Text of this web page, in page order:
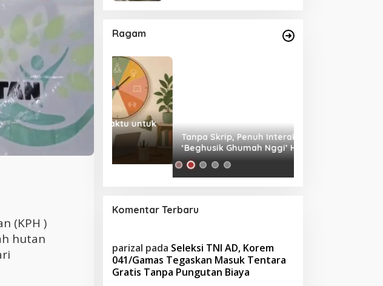
(KPH )
hutan
Ragam
Waktu untuk
Tanpa Skrip, Penuh Interaksi:
‘Beghusik Ghumah Nggi’ Hadirkan
Ruang Digital Seperti Rumah Sendiri
Komentar Terbaru
parizal pada Seleksi TNI AD, Korem
041/Gamas Tegaskan Masuk Tentara
Gratis Tanpa Pungutan Biaya